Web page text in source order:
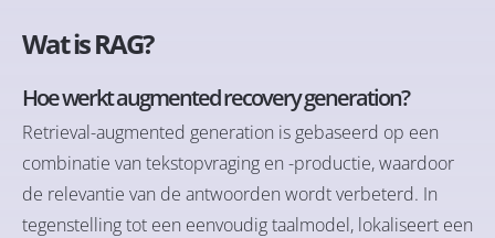
Wat is RAG?
Hoe werkt augmented recovery generation?
Retrieval-augmented generation is gebaseerd op een
combinatie van tekstopvraging en -productie, waardoor
de relevantie van de antwoorden wordt verbeterd. In
tegenstelling tot een eenvoudig taalmodel, lokaliseert een